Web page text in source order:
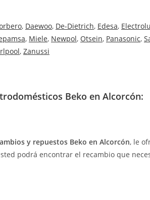
, Daewoo, De-Dietrich, Edesa,
, Miele, Newpol, Otsein, Panasonic,
, Zanussi
Beko en Alcorcón:
y repuestos Beko en Alcorcón, le
podrá encontrar el recambio que